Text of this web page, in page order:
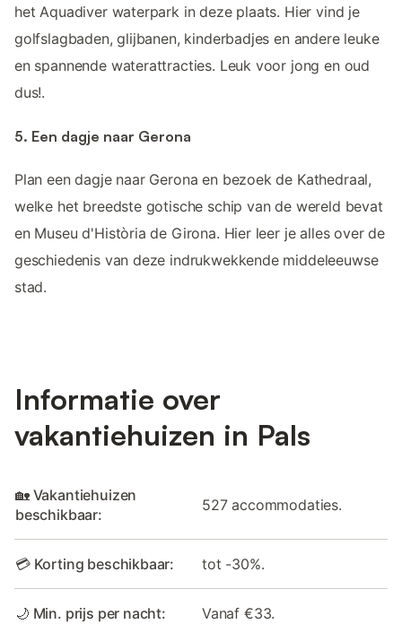
het Aquadiver waterpark in deze plaats. Hier vind je
golfslagbaden, glijbanen, kinderbadjes en andere leuke
en spannende waterattracties. Leuk voor jong en oud
dus!.
5. Een dagje naar Gerona
Plan een dagje naar Gerona en bezoek de Kathedraal,
welke het breedste gotische schip van de wereld bevat
en Museu d'Història de Girona. Hier leer je alles over de
geschiedenis van deze indrukwekkende middeleeuwse
stad.
Informatie over
vakantiehuizen in Pals
🏡 Vakantiehuizen
beschikbaar:
527 accommodaties.
💳 Korting beschikbaar: tot -30%.
🌙 Min. prijs per nacht: Vanaf €33.